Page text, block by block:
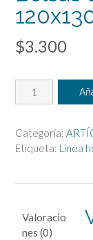
$3.300
Bolsas
de
Virutex
120x130cm
Categoría:
Etiqueta: Línea
Valoracio
nes (0)